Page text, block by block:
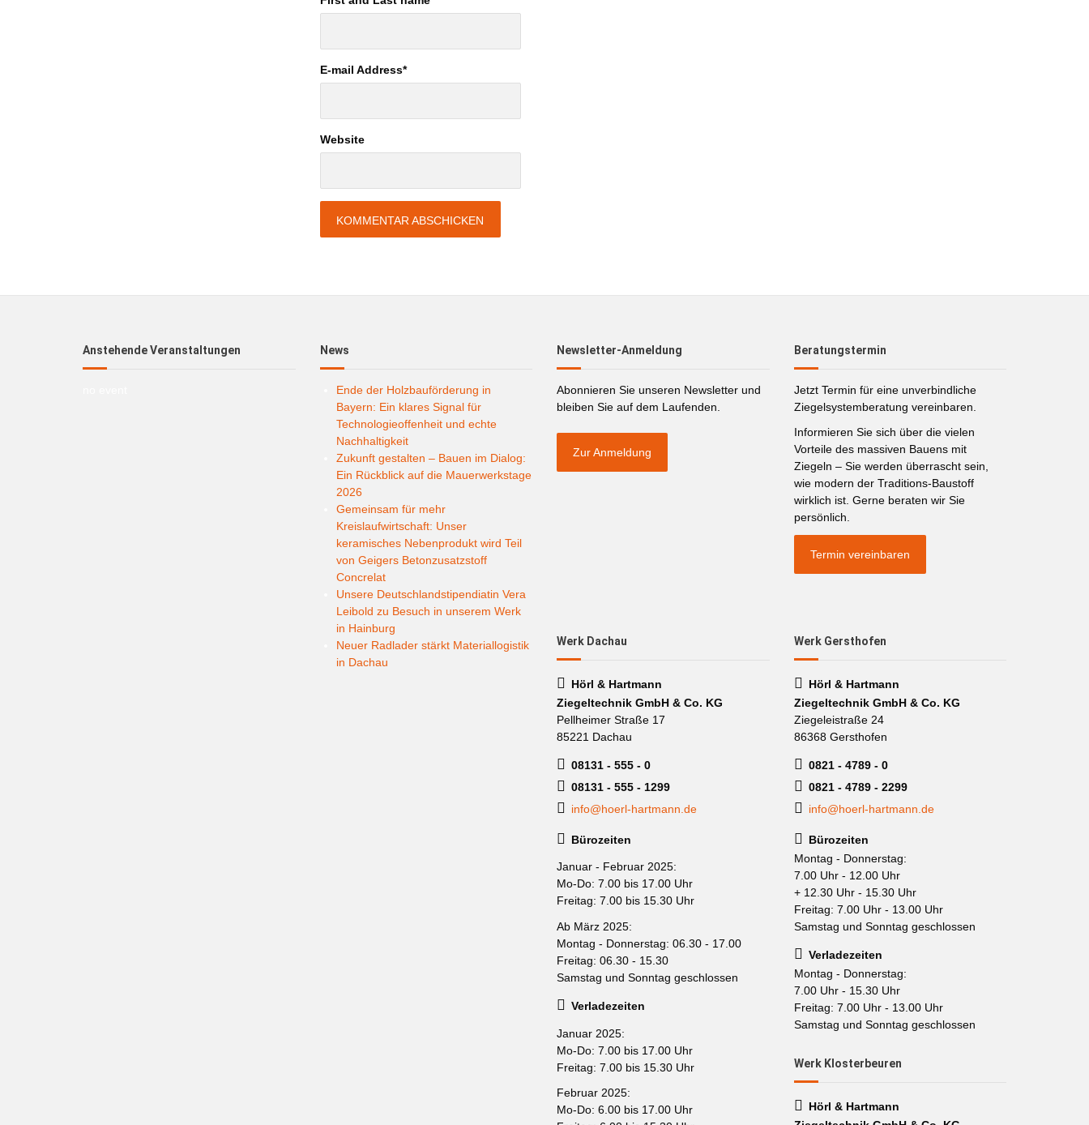
E-mail Address*
Website
Anstehende Veranstaltungen News
Ende der Holzbauförderung in
Bayern: Ein klares Signal für
Technologieoffenheit und echte
Nachhaltigkeit
Zukunft gestalten – Bauen im Dialog:
Ein Rückblick auf die Mauerwerkstage
2026
Gemeinsam für mehr
Kreislaufwirtschaft: Unser
keramisches Nebenprodukt wird Teil
von Geigers Betonzusatzstoff
Concrelat
Unsere Deutschlandstipendiatin Vera
Leibold zu Besuch in unserem Werk
in Hainburg
Neuer Radlader stärkt Materiallogistik
in Dachau
Newsletter-Anmeldung
Abonnieren Sie unseren Newsletter und
bleiben Sie auf dem Laufenden.
Zur Anmeldung
Beratungstermin
Jetzt Termin für eine unverbindliche
Ziegelsystemberatung vereinbaren.
Informieren Sie sich über die vielen
Vorteile des massiven Bauens mit
Ziegeln – Sie werden überrascht sein,
wie modern der Traditions-Baustoff
wirklich ist. Gerne beraten wir Sie
persönlich.
Termin vereinbaren
Werk Dachau
Hörl & Hartmann
Ziegeltechnik GmbH & Co. KG
Pellheimer Straße 17
85221 Dachau
08131 - 555 - 0
08131 - 555 - 1299
info@hoerl-hartmann.de
Bürozeiten
Januar - Februar 2025:
Mo-Do: 7.00 bis 17.00 Uhr
Freitag: 7.00 bis 15.30 Uhr
Ab März 2025:
Montag - Donnerstag: 06.30 - 17.00
Freitag: 06.30 - 15.30
Samstag und Sonntag geschlossen
Verladezeiten
Januar 2025:
Mo-Do: 7.00 bis 17.00 Uhr
Freitag: 7.00 bis 15.30 Uhr
Februar 2025:
Mo-Do: 6.00 bis 17.00 Uhr
Werk Gersthofen
Hörl & Hartmann
Ziegeltechnik GmbH & Co. KG
Ziegeleistraße 24
86368 Gersthofen
0821 - 4789 - 0
0821 - 4789 - 2299
info@hoerl-hartmann.de
Bürozeiten
Montag - Donnerstag:
7.00 Uhr - 12.00 Uhr
+ 12.30 Uhr - 15.30 Uhr
Freitag: 7.00 Uhr - 13.00 Uhr
Samstag und Sonntag geschlossen
Verladezeiten
Montag - Donnerstag:
7.00 Uhr - 15.30 Uhr
Freitag: 7.00 Uhr - 13.00 Uhr
Samstag und Sonntag geschlossen
Werk Klosterbeuren
Hörl & Hartmann